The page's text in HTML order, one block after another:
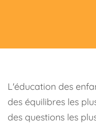
L'éducation des
des équilibres les
des questions les